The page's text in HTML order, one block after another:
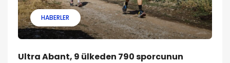
HABERLER
Ultra Abant, 9 ülkeden 790 sporcunun